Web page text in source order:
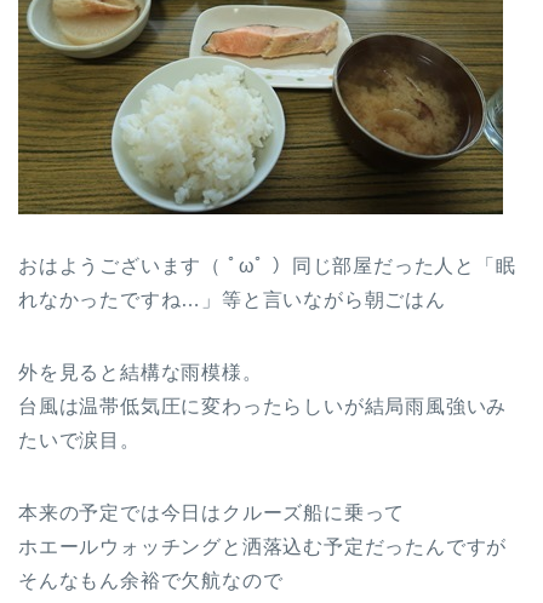
おはようございます（ ﾟωﾟ ）同じ部屋だった人と「眠
れなかったですね…」等と言いながら朝ごはん
外を見ると結構な雨模様。
台風は温帯低気圧に変わったらしいが結局雨風強いみ
たいで涙目。
本来の予定では今日はクルーズ船に乗って
ホエールウォッチングと洒落込む予定だったんですが
そんなもん余裕で欠航なので